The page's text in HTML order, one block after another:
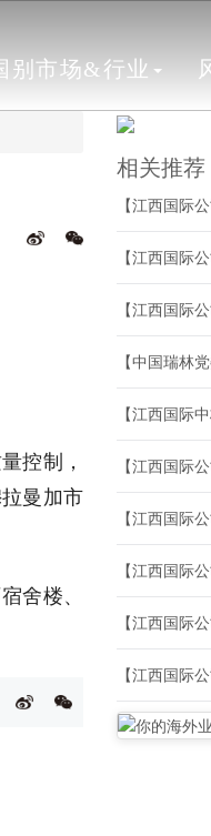
别市场&行业
控制，
曼加市
舍楼、
相关推荐
【江西国际
【江西国际
【江西国际